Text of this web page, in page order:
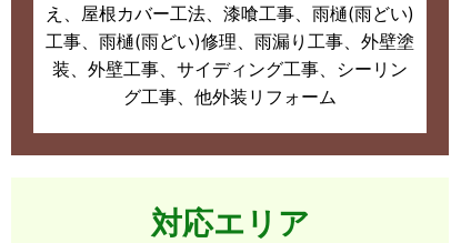
え、屋根カバー工法、漆喰工事、雨樋(雨どい)
工事、雨樋(雨どい)修理、雨漏り工事、外壁塗
装、外壁工事、サイディング工事、シーリン
グ工事、他外装リフォーム
対応エリア